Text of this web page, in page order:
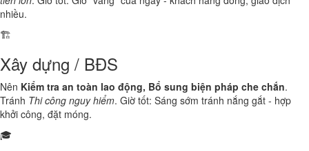
nhiều.
🏗️
Xây dựng / BĐS
Nên Kiểm tra an toàn lao động, Bổ sung biện pháp che chắn.
Tránh Thi công nguy hiểm. Giờ tốt: Sáng sớm tránh nắng gắt - hợp
khởi công, đặt móng.
🎓